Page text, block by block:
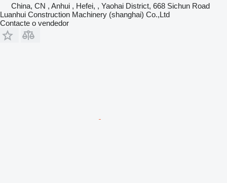
China, CN , Anhui , Hefei, , Yaohai District, 668 Sichun Road
Luanhui Construction Machinery (shanghai) Co.,Ltd
Contacte o vendedor